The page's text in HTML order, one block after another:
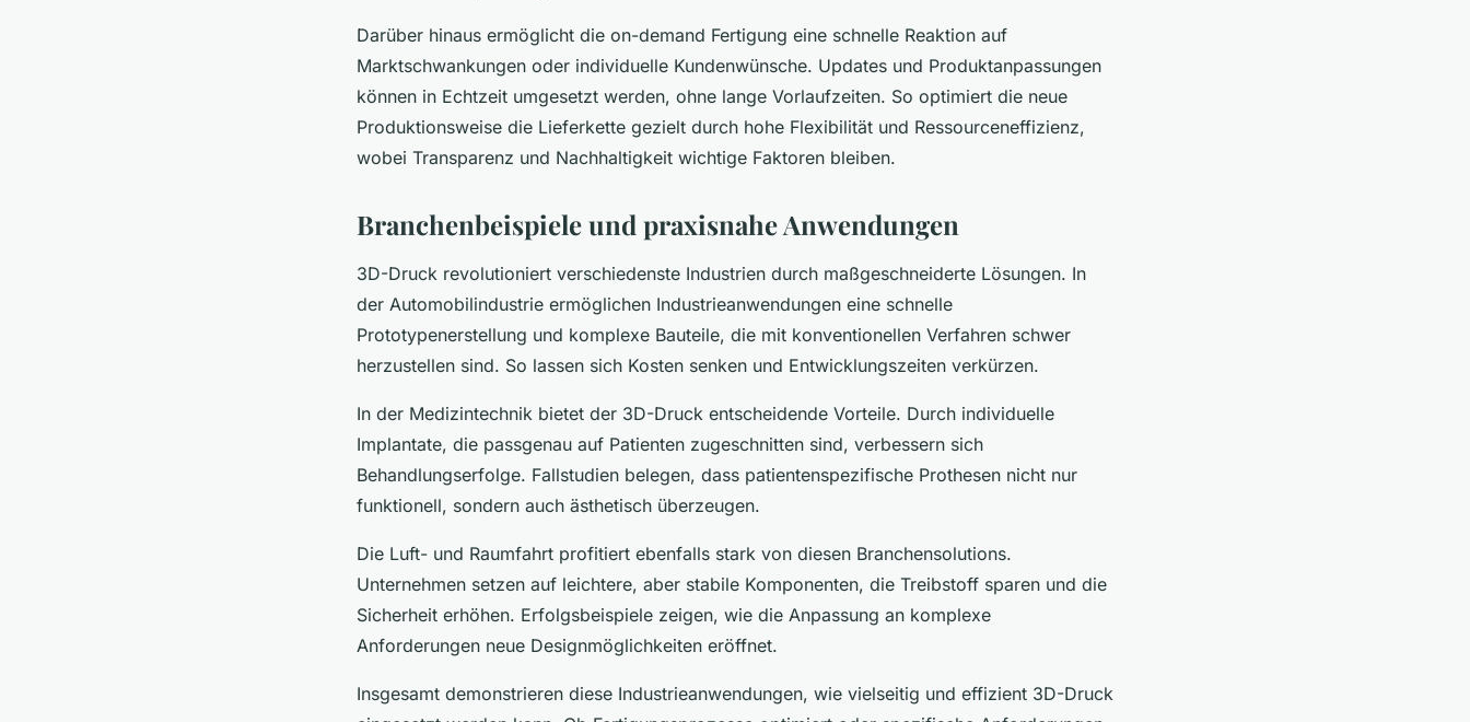
Darüber hinaus ermöglicht die on-demand Fertigung eine schnelle Reaktion auf
Marktschwankungen oder individuelle Kundenwünsche. Updates und Produktanpassungen
können in Echtzeit umgesetzt werden, ohne lange Vorlaufzeiten. So optimiert die neue
Produktionsweise die Lieferkette gezielt durch hohe Flexibilität und Ressourceneffizienz,
wobei Transparenz und Nachhaltigkeit wichtige Faktoren bleiben.
Branchenbeispiele und praxisnahe Anwendungen
3D-Druck revolutioniert verschiedenste Industrien durch maßgeschneiderte Lösungen. In
der Automobilindustrie ermöglichen Industrieanwendungen eine schnelle
Prototypenerstellung und komplexe Bauteile, die mit konventionellen Verfahren schwer
herzustellen sind. So lassen sich Kosten senken und Entwicklungszeiten verkürzen.
In der Medizintechnik bietet der 3D-Druck entscheidende Vorteile. Durch individuelle
Implantate, die passgenau auf Patienten zugeschnitten sind, verbessern sich
Behandlungserfolge. Fallstudien belegen, dass patientenspezifische Prothesen nicht nur
funktionell, sondern auch ästhetisch überzeugen.
Die Luft- und Raumfahrt profitiert ebenfalls stark von diesen Branchensolutions.
Unternehmen setzen auf leichtere, aber stabile Komponenten, die Treibstoff sparen und die
Sicherheit erhöhen. Erfolgsbeispiele zeigen, wie die Anpassung an komplexe
Anforderungen neue Designmöglichkeiten eröffnet.
Insgesamt demonstrieren diese Industrieanwendungen, wie vielseitig und effizient 3D-Druck